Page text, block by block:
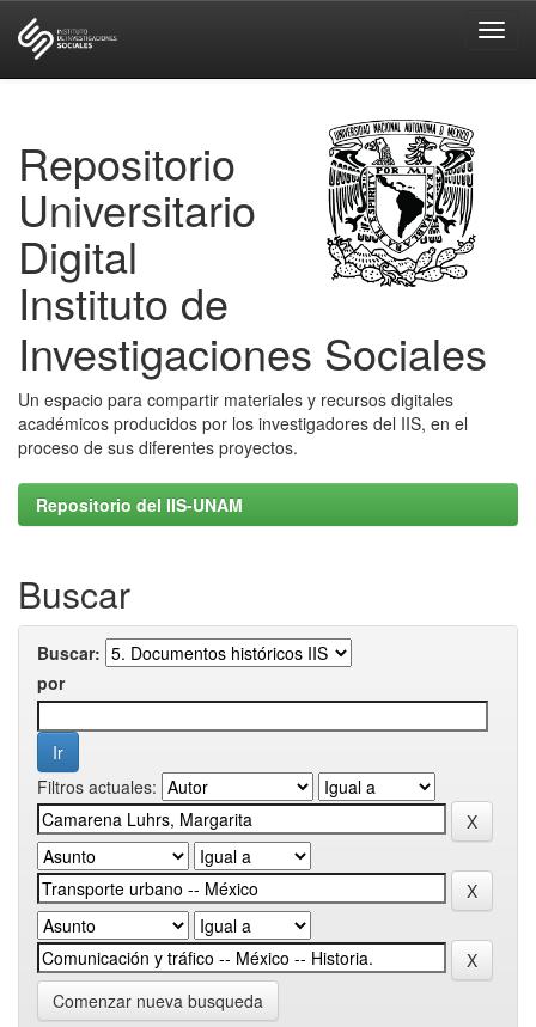
Repositorio
Universitario
Digital
Instituto de
Investigaciones Sociales
Un espacio para compartir materiales y recursos digitales
académicos producidos por los investigadores del IIS, en el
proceso de sus diferentes proyectos.
Repositorio del IIS-UNAM
Buscar
Buscar:
por
Filtros actuales:
Comenzar nueva busqueda